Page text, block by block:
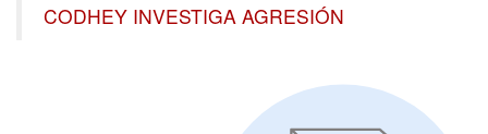
CODHEY INVESTIGA AGRESIÓN